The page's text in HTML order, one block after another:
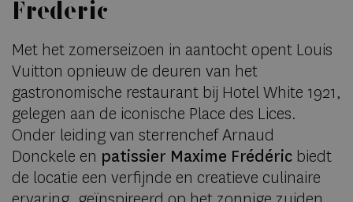
Frédéric
Met het zomerseizoen in aantocht opent Louis
Vuitton opnieuw de deuren van het
gastronomische restaurant bij Hotel White 1921,
gelegen aan de iconische Place des Lices.
Onder leiding van sterrenchef Arnaud
Donckele en patissier Maxime Frédéric biedt
de locatie een verfijnde en creatieve culinaire